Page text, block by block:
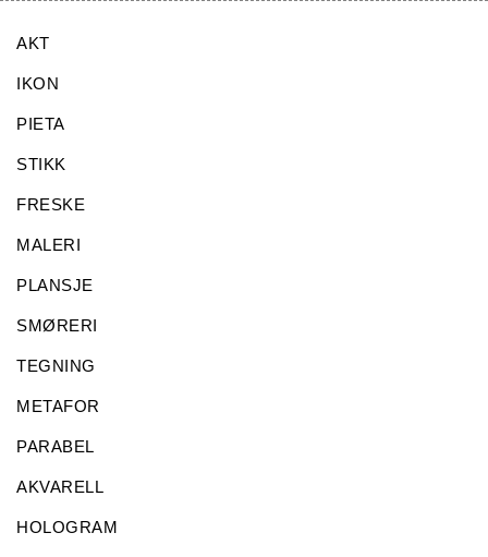
AKT
IKON
PIETA
STIKK
FRESKE
MALERI
PLANSJE
SMØRERI
TEGNING
METAFOR
PARABEL
AKVARELL
HOLOGRAM